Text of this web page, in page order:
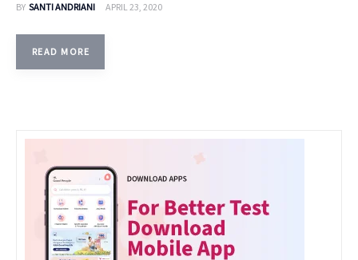
BY SANTI ANDRIANI APRIL 23, 2020
READ MORE